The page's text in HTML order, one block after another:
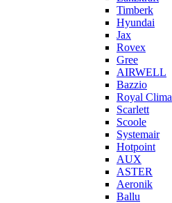
Timberk
Hyundai
Jax
Rovex
Gree
AIRWELL
Bazzio
Royal Clima
Scarlett
Scoole
Systemair
Hotpoint
AUX
ASTER
Aeronik
Ballu